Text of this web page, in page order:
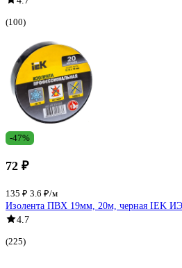
(100)
-47%
72 ₽
135 ₽ 3.6 ₽/м
Изолента ПВХ 19мм, 20м, черная IEK
4.7
(225)